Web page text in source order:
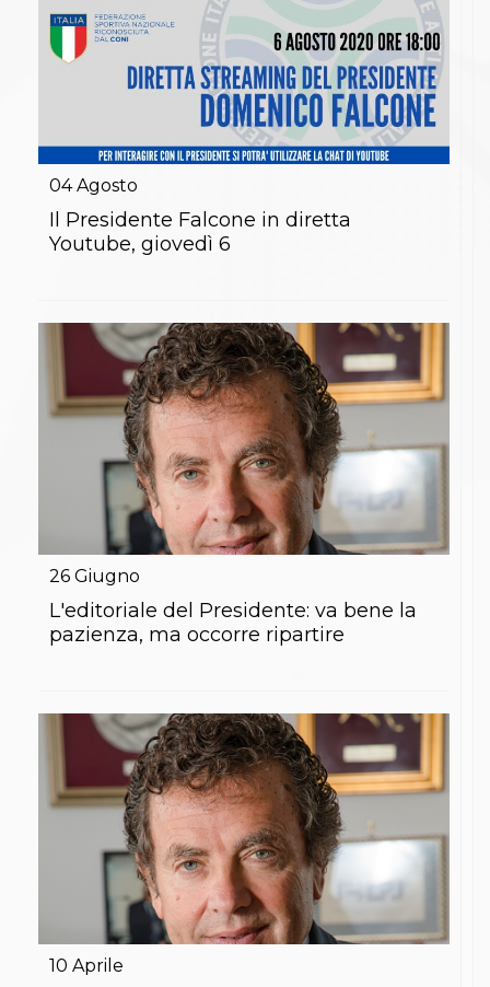
04 Agosto
Il Presidente Falcone in diretta
Youtube, giovedì 6
26 Giugno
L'editoriale del Presidente: va bene la
pazienza, ma occorre ripartire
10 Aprile